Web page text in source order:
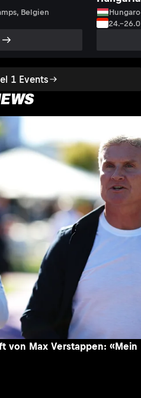
1 Events
Belgien
von Max Verstappen: «Mein